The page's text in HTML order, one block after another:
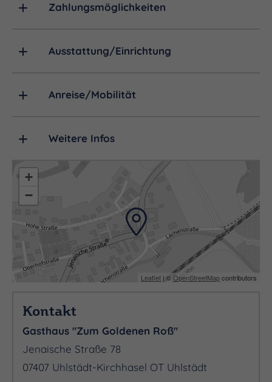
Zahlungsmöglichkeiten
Ausstattung/Einrichtung
Anreise/Mobilität
Weitere Infos
+
−
Leaflet | ©OpenStreetMapcontributors
Kontakt
Gasthaus "Zum Goldenen Roß"
Jenaische Straße 78
07407 Uhlstädt-Kirchhasel OT Uhlstädt